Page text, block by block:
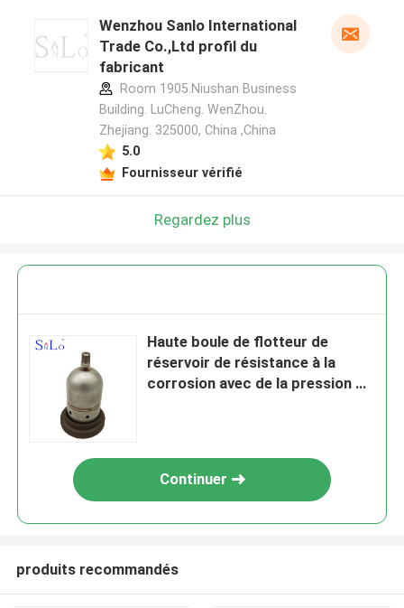
Wenzhou Sanlo International
Trade Co.,Ltd profil du
fabricant
Room 1905.Niushan Business
Building. LuCheng. WenZhou.
Zhejiang. 325000, China ,China
5.0
Fournisseur vérifié
Regardez plus
Haute boule de flotteur de
réservoir de résistance à la
corrosion avec de la pression du
Continuer
produits recommandés